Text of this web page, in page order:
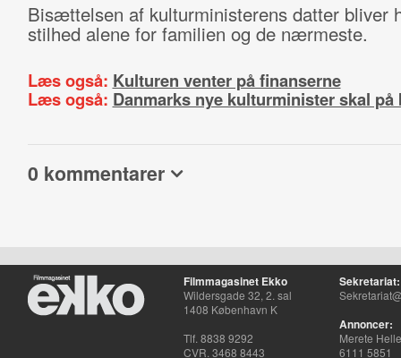
Bisættelsen af kulturministerens datter bliver
stilhed alene for familien og de nærmeste.
Læs også: Kulturen venter på finanserne
Læs også: Danmarks nye kulturminister skal på
0 kommentarer
Filmmagasinet Ekko
Wildersgade 32, 2. sal
1408 København K
Tlf. 8838 9292
CVR. 3468 8443
Sekretariat:
Annoncer:
Merete
6111 5851